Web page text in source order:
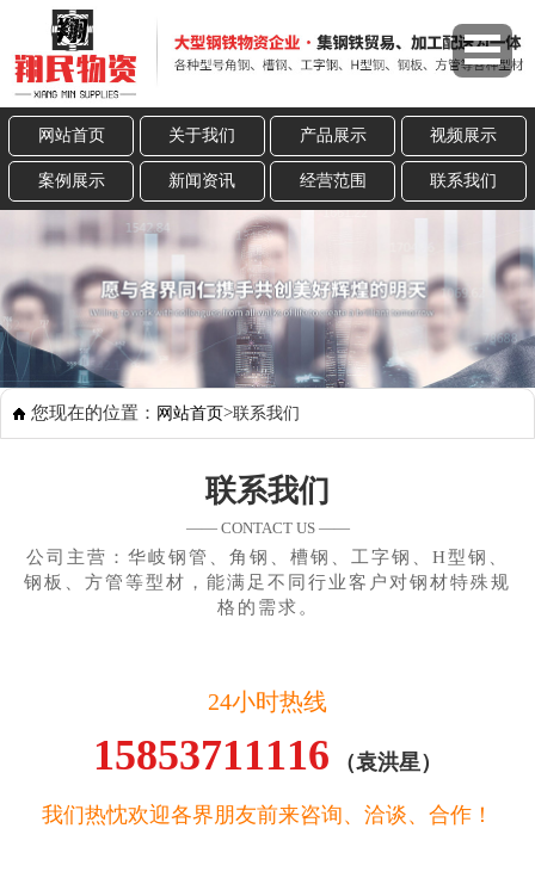
网站首页 关于我们 产品展示 视频展示
案例展示 新闻资讯 经营范围 联系我们
您现在的位置： 网站首页>联系我们
联系我们
—— CONTACT US ——
公司主营：华岐钢管、角钢、槽钢、工字钢、H型钢、
钢板、方管等型材，能满足不同行业客户对钢材特殊规
格的需求。
24小时热线
15853711116 （袁洪星）
我们热忱欢迎各界朋友前来咨询、洽谈、合作！